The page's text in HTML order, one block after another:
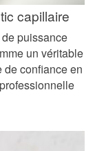
capillaire
puissance
un véritable
confiance en